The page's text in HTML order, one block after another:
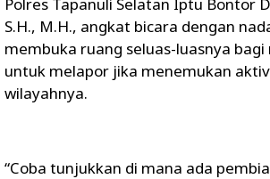
S.H., M.H., angkat bicara dengan
membuka ruang seluas-luasnya
untuk melapor jika menemukan
wilayahnya.
“Coba tunjukkan di mana ada